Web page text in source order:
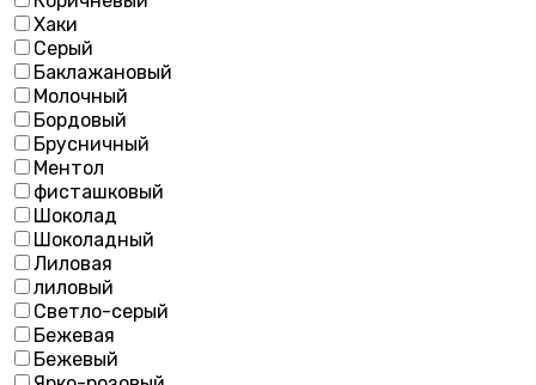
Хаки
Серый
Баклажановый
Молочный
Бордовый
Брусничный
Ментол
фисташковый
Шоколад
Шоколадный
Лиловая
лиловый
Светло-серый
Бежевая
Бежевый